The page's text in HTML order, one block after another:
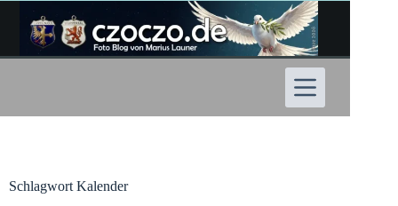
Inhalt
springen
Schlagwort Kalender